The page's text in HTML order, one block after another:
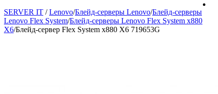
SERVER IT / Lenovo/Блейд-серверы Lenovo/Блейд-серверы
Lenovo Flex System/Блейд-серверы Lenovo Flex System x880
X6/Блейд-сервер Flex System x880 X6 719653G